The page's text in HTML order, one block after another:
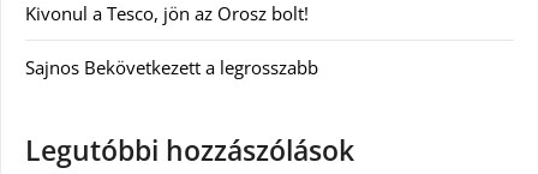
Kivonul a Tesco, jön az Orosz bolt!
Sajnos Bekövetkezett a legrosszabb
Legutóbbi hozzászólások